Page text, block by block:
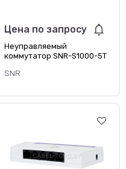
Цена по запросу
Неуправляемый
коммутатор SNR-S1000-5T
SNR